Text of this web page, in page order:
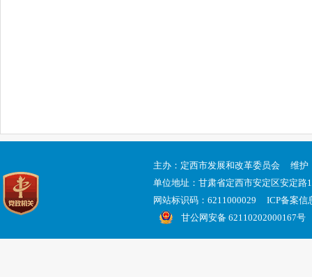
主办：定西市发展和改革委员会 维护
单位地址：甘肃省定西市安定区安定路
网站标识码：6211000029 ICP备案信
甘公网安备 62110202000167号